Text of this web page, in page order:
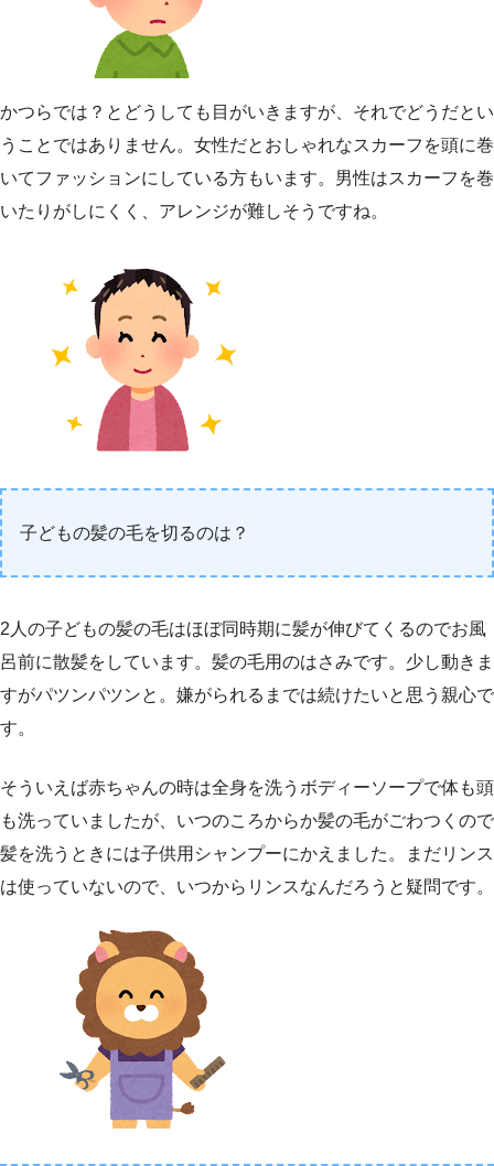
かつらでは？とどうしても目がいきますが、それでどうだとい
うことではありません。女性だとおしゃれなスカーフを頭に巻
いてファッションにしている方もいます。男性はスカーフを巻
いたりがしにくく、アレンジが難しそうですね。
子どもの髪の毛を切るのは？
2人の子どもの髪の毛はほぼ同時期に髪が伸びてくるのでお風
呂前に散髪をしています。髪の毛用のはさみです。少し動きま
すがパツンパツンと。嫌がられるまでは続けたいと思う親心で
す。
そういえば赤ちゃんの時は全身を洗うボディーソープで体も頭
も洗っていましたが、いつのころからか髪の毛がごわつくので
髪を洗うときには子供用シャンプーにかえました。まだリンス
は使っていないので、いつからリンスなんだろうと疑問です。